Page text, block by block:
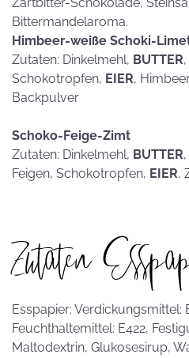
Bittermandelaroma.
Himbeer-weiße Schoki-
Zutaten: Dinkelmehl, BUTTER
Schokotropfen, EIER,
Backpulver
Schoko-Feige-Zimt
Zutaten: Dinkelmehl, BUTTER
Feigen, Schokotropfen, EIER,
Zutaten
Esspapier: Verdickungsmittel:
Feuchthaltemittel: E422,
Maltodextrin, Glukosesirup,